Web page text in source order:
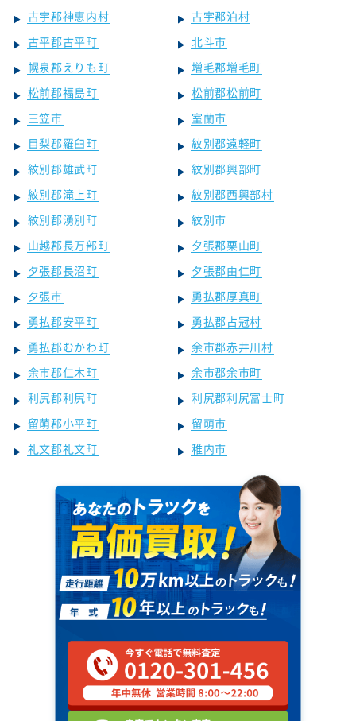
古宇郡神恵内村
古宇郡泊村
古平郡古平町
北斗市
幌泉郡えりも町
増毛郡増毛町
松前郡福島町
松前郡松前町
三笠市
室蘭市
目梨郡羅臼町
紋別郡遠軽町
紋別郡雄武町
紋別郡興部町
紋別郡滝上町
紋別郡西興部村
紋別郡湧別町
紋別市
山越郡長万部町
夕張郡栗山町
夕張郡長沼町
夕張郡由仁町
夕張市
勇払郡厚真町
勇払郡安平町
勇払郡占冠村
勇払郡むかわ町
余市郡赤井川村
余市郡仁木町
余市郡余市町
利尻郡利尻町
利尻郡利尻富士町
留萌郡小平町
留萌市
礼文郡礼文町
稚内市